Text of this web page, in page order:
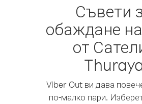
Съвети
обаждане
от
Viber Out ви дава
по-малко пари.